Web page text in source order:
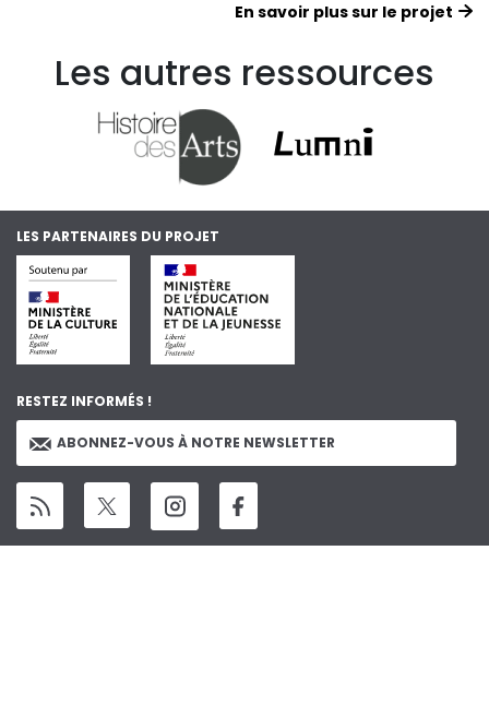
En savoir plus sur le projet
Les autres ressources
LES PARTENAIRES DU PROJET
RESTEZ INFORMÉS !
ABONNEZ-VOUS À NOTRE NEWSLETTER